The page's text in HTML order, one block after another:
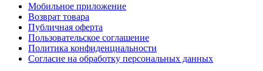
Мобильное приложение
Возврат товара
Публичная оферта
Пользовательское соглашение
Политика конфиденциальности
Согласие на обработку персональных данных